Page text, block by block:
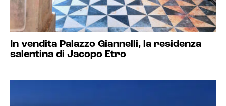
In vendita Palazzo Giannelli, la residenza
salentina di Jacopo Etro